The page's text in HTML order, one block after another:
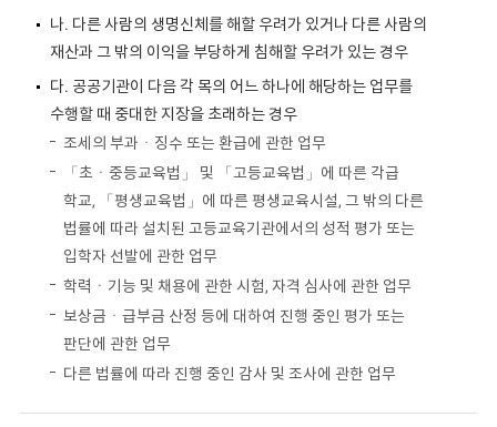
나. 다른 사람의 생명신체를 해할 우려가 있거나 다른 사람의
재산과 그 밖의 이익을 부당하게 침해할 우려가 있는 경우
다. 공공기관이 다음 각 목의 어느 하나에 해당하는 업무를
수행할 때 중대한 지장을 초래하는 경우
조세의 부과ㆍ징수 또는 환급에 관한 업무
「초ㆍ중등교육법」 및 「고등교육법」에 따른 각급
학교, 「평생교육법」에 따른 평생교육시설, 그 밖의 다른
법률에 따라 설치된 고등교육기관에서의 성적 평가 또는
입학자 선발에 관한 업무
학력ㆍ기능 및 채용에 관한 시험, 자격 심사에 관한 업무
보상금ㆍ급부금 산정 등에 대하여 진행 중인 평가 또는
판단에 관한 업무
다른 법률에 따라 진행 중인 감사 및 조사에 관한 업무